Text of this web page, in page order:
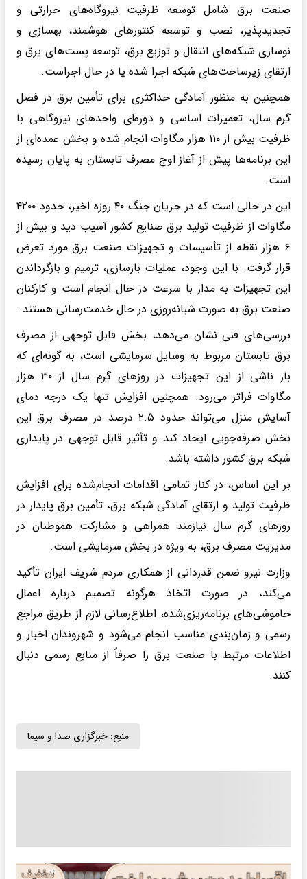
صنعت برق شامل توسعه ظرفیت نیروگاه‌های حرارتی و
تجدیدپذیر، نصب و توسعه کنتور‌های هوشمند، بهسازی و
نوسازی شبکه‌های انتقال و توزیع برق، توسعه پست‌های برق و
ارتقای زیرساخت‌های شبکه اجرا شده یا در حال اجراست.
همچنین به منظور آمادگی حداکثری برای تأمین برق در فصل
گرم سال، تعمیرات اساسی و دوره‌ای واحد‌های نیروگاهی با
ظرفیت بیش از ۱۱۰ هزار مگاوات انجام شده و بخش عمده‌ای از
این برنامه‌ها پیش از آغاز اوج مصرف تابستان به پایان رسیده
است.
این در حالی است که در جریان جنگ ۴۰ روزه اخیر، حدود ۴۲۰۰
مگاوات از ظرفیت تولید برق صنایع کشور آسیب دید و بیش از
۶ هزار نقطه از تأسیسات و تجهیزات صنعت برق مورد تعرض
قرار گرفت. با این وجود، عملیات بازسازی، ترمیم و بازگرداندن
این تجهیزات به مدار با سرعت در حال انجام است و کارکنان
صنعت برق به صورت شبانه‌روزی در حال خدمت‌رسانی هستند.
بررسی‌های فنی نشان می‌دهد، بخش قابل توجهی از مصرف
برق تابستان مربوط به وسایل سرمایشی است، به گونه‌ای که
بار ناشی از این تجهیزات در روز‌های گرم سال از ۳۰ هزار
مگاوات فراتر می‌رود. همچنین افزایش تنها یک درجه دمای
آسایش منزل می‌تواند حدود ۲.۵ درصد در مصرف برق این
بخش صرفه‌جویی ایجاد کند و تأثیر قابل توجهی در پایداری
شبکه برق کشور داشته باشد.
بر این اساس، در کنار تمامی اقدامات انجام‌شده برای افزایش
ظرفیت تولید و ارتقای آمادگی شبکه برق، تأمین برق پایدار در
روز‌های گرم سال نیازمند همراهی و مشارکت هموطنان در
مدیریت مصرف برق، به ویژه در بخش سرمایشی است.
وزارت نیرو ضمن قدردانی از همکاری مردم شریف ایران تأکید
می‌کند، در صورت اتخاذ هرگونه تصمیم درباره اعمال
خاموشی‌های برنامه‌ریزی‌شده، اطلاع‌رسانی لازم از طریق مراجع
رسمی و زمان‌بندی مناسب انجام می‌شود و شهروندان اخبار و
اطلاعات مرتبط با صنعت برق را صرفاً از منابع رسمی دنبال
کنند.
منبع: خبرگزاری صدا و سیما